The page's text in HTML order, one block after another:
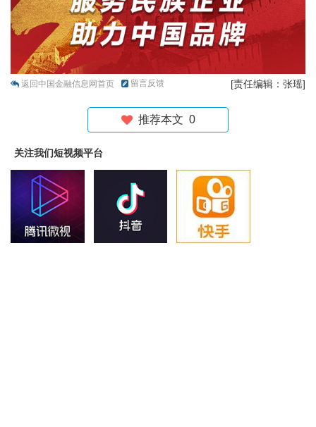
返回中国金融信息网首页 留言反馈 [责任编辑：张瑶]
推荐本文 0
关注我们短视频平台